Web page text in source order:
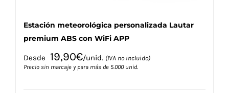
Estación meteorológica personalizada Lautar
premium ABS con WiFi APP
Desde 19,90€/unid. (IVA no incluido)
Precio sin marcaje y para más de 5.000 unid.